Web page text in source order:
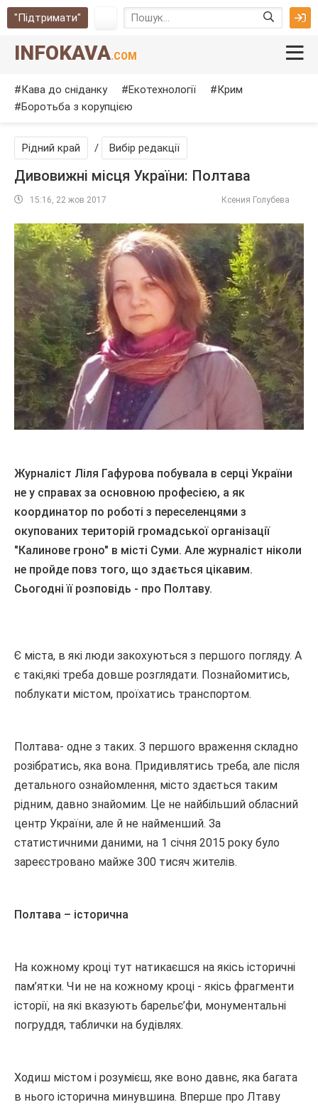
"Підтримати"
INFOKAVA.COM
Кава до сніданку Екотехнології
Крим
Боротьба з корупцією
Рідний край / Вибір редакції
Дивовижні місця України: Полтава
15:16, 22 жов 2017 Ксения Голубева
Журналіст Ліля Гафурова побувала в серці України
не у справах за основною професією, а як
координатор по роботі з переселенцями з
окупованих територій громадської організації
"Калинове гроно" в місті Суми. Але журналіст ніколи
не пройде повз того, що здається цікавим.
Сьогодні її розповідь - про Полтаву.
Є міста, в які люди закохуються з першого погляду. А
є такі,які треба довше розглядати. Познайомитись,
поблукати містом, проїхатись транспортом.
Полтава- одне з таких. З першого враження складно
розібратись, яка вона. Придивлятись треба, але після
детального ознайомлення, місто здається таким
рідним, давно знайомим. Це не найбільший обласний
центр України, але й не найменший. За
статистичними даними, на 1 січня 2015 року було
зареєстровано майже 300 тисяч жителів.
Полтава – історична
На кожному кроці тут натикаєшся на якісь історичні
пам’ятки. Чи не на кожному кроці - якісь фрагменти
історії, на які вказують барельє’фи, монументальні
погруддя, таблички на будівлях.
Ходиш містом і розумієш, яке воно давнє, яка багата
в нього історична минувшина. Вперше про Лтаву